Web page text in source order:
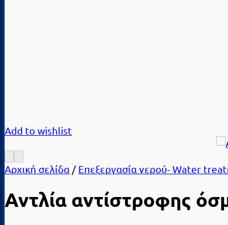
Add to wishlist
Αρχική σελίδα / Επεξεργασία νερού- Water
Αντλία αντίστροφης